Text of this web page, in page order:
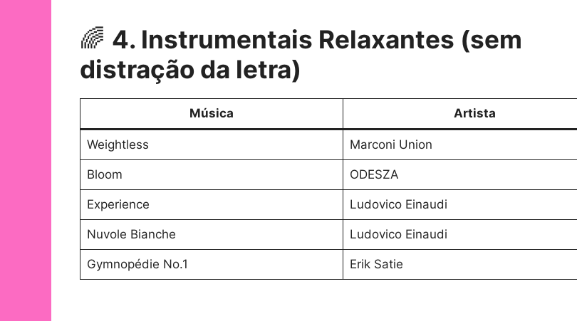
🌈 4. Instrumentais Relaxantes (sem
distração da letra)
Música Artista
Weightless Marconi Union
Bloom ODESZA
Experience Ludovico Einaudi
Nuvole Bianche Ludovico Einaudi
Gymnopédie No.1 Erik Satie